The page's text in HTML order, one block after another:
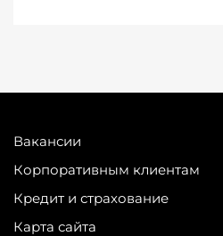
Вакансии
Корпоративным клиентам
Кредит и страхование
Карта сайта